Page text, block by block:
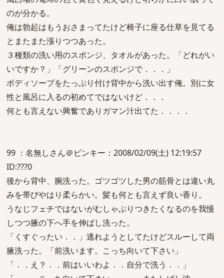
のが分かる。
俺は勃起はもうおさまってたけど椅子に座る仕草を見てる
とまたまた漲りつつあった。
３種類の洗い用のスポンジ、タオルがあった。「どれがい
いですか？」「グリーンのスポンジで．．．」
ボディソープをたっぷり付け背中から洗い出す俺。別に女
性と風呂に入るの初めてではないけど．．．
何とも言えない興奮でありガマン汁出てた．．．．
99 ：名無しさん＠ピンキー：2008/02/09(土) 12:19:57
ID:???0
後から背中、腕洗った。ゴツゴツした男の筋骨とは違い丸
みを帯びやはり柔らかい。髪も何とも言えず良い香り。
うなじフェチではないがむしゃぶりつきたくなるのを我慢
しつつ腋の下へ手を伸ばし洗った。
「くすぐったい．．」逃れようとしてたけどスルーして両
腋洗った。「前洗います。こっち向いて下さい」
「．．え？．．前はいいわよ．．自分で洗う．．」